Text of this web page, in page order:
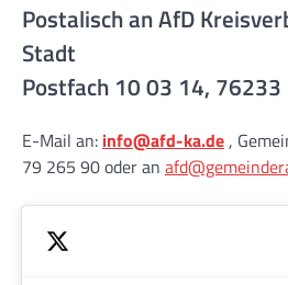
Postalisch an AfD
Stadt
Postfach 10 03 14, 76233
E-Mail an: info@afd-ka.de,
79 265 90 oder an